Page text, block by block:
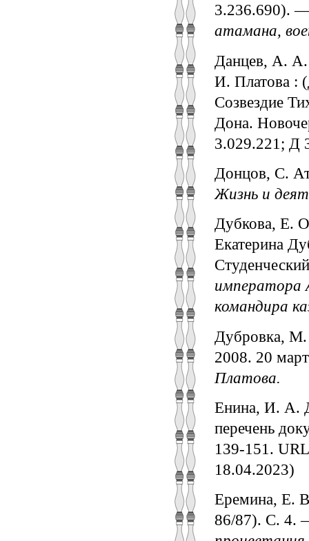
3.236.690).
атамана,
Данцев, А. А.
И. Платова :
Созвездие
Дона.
3.029.221; Д
Донцов, С.
Жизнь и
Дубкова, Е.
Екатерина
императора
командира
Дубровка, М.
2008. 20
Платова.
Енина, И. А.
перечень
139-151.
18.04.2023)
Еремина, Е.
86/87). С.